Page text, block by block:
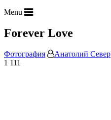
Menu
Forever Love
Фотография Анатолий Север
1 111